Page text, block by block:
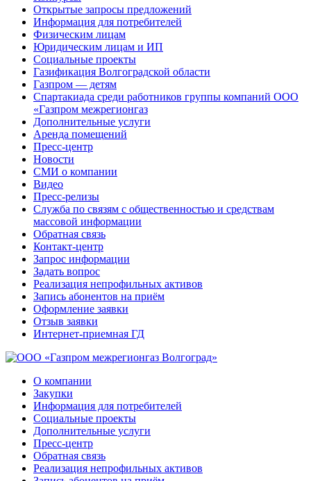
Открытые запросы предложений
Информация для потребителей
Физическим лицам
Юридическим лицам и ИП
Социальные проекты
Газификация Волгоградской области
Газпром — детям
Спартакиада среди работников группы компаний ООО
«Газпром межрегионгаз
Дополнительные услуги
Аренда помещений
Пресс-центр
Новости
СМИ о компании
Видео
Пресс-релизы
Служба по связям с общественностью и средствам
массовой информации
Обратная связь
Контакт-центр
Запрос информации
Задать вопрос
Реализация непрофильных активов
Запись абонентов на приём
Оформление заявки
Отзыв заявки
Интернет-приемная ГД
О компании
Закупки
Информация для потребителей
Социальные проекты
Дополнительные услуги
Пресс-центр
Обратная связь
Реализация непрофильных активов